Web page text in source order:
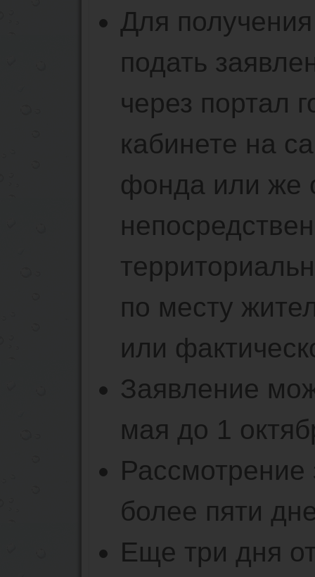
Для
подать
через портал
кабинете на
фонда или же
по месту
или
Заявление
мая до 1
Рассмотрение
более пяти
Еще три дня